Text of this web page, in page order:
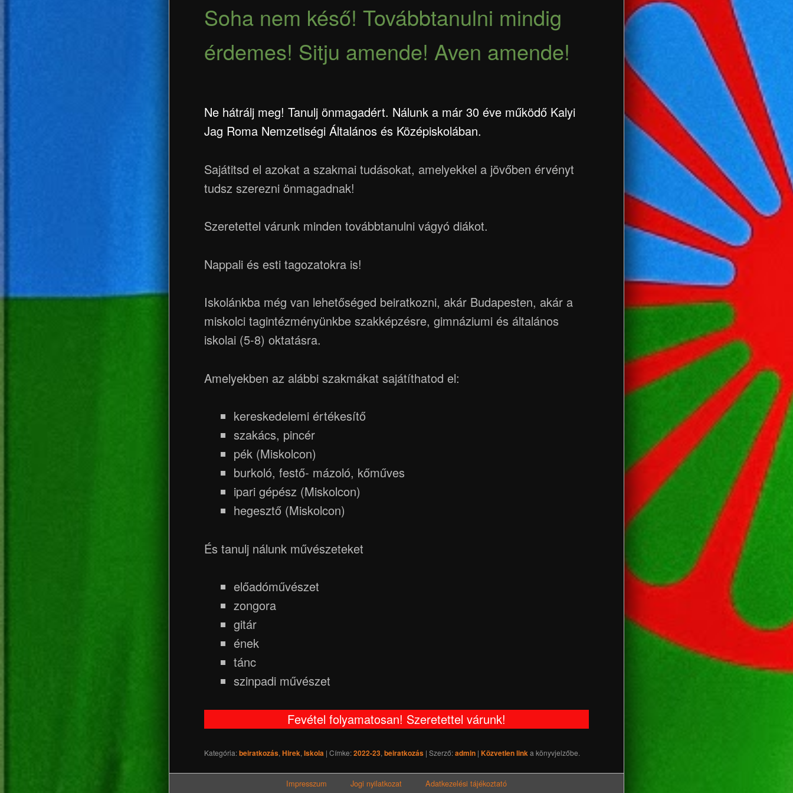
Soha nem késő! Továbbtanulni mindig
érdemes! Sitju amende! Aven amende!
Ne hátrálj meg! Tanulj önmagadért. Nálunk a már 30 éve működő Kalyi
Jag Roma Nemzetiségi Általános és Középiskolában.
Sajátitsd el azokat a szakmai tudásokat, amelyekkel a jövőben érvényt
tudsz szerezni önmagadnak!
Szeretettel várunk minden továbbtanulni vágyó diákot.
Nappali és esti tagozatokra is!
Iskolánkba még van lehetőséged beiratkozni, akár Budapesten, akár a
miskolci tagintézményünkbe szakképzésre, gimnáziumi és általános
iskolai (5-8) oktatásra.
Amelyekben az alábbi szakmákat sajátíthatod el:
kereskedelemi értékesítő
szakács, pincér
pék (Miskolcon)
burkoló, festő- mázoló, kőműves
ipari gépész (Miskolcon)
hegesztő (Miskolcon)
És tanulj nálunk művészeteket
előadóművészet
zongora
gitár
ének
tánc
szinpadi művészet
Fevétel folyamatosan! Szeretettel várunk!
Kategória:beiratkozás, Hirek, Iskola | Címke:2022-23, beiratkozás| Szerző:admin| Közvetlen linka könyvjelzőbe.
Impresszum Jogi nyilatkozat Adatkezelési tájékoztató